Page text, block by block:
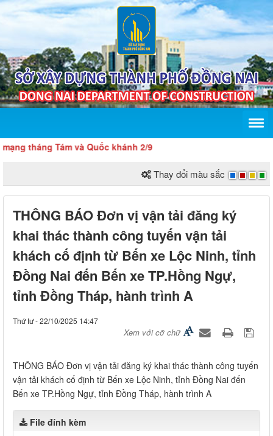
tháng Tám và Quốc khánh 2/9
Thay đổi màu sắc
THÔNG BÁO Đơn vị vận tải đăng ký
khai thác thành công tuyến vận tải
khách cố định từ Bến xe Lộc Ninh, tỉnh
Đồng Nai đến Bến xe TP.Hồng Ngự,
tỉnh Đồng Tháp, hành trình A
Thứ tư - 22/10/2025 14:47
Xem với cỡ chữ
THÔNG BÁO Đơn vị vận tải đăng ký khai thác thành công tuyến
vận tải khách cố định từ Bến xe Lộc Ninh, tỉnh Đồng Nai đến
Bến xe TP.Hồng Ngự, tỉnh Đồng Tháp, hành trình A
File đính kèm